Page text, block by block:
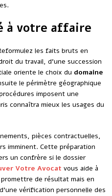
à votre affaire
les faits bruts en
du travail, d’une succession
oriente le choix du domaine
le périmètre géographique
imposent une
connaîtra mieux les usages du
pièces contractuelles,
imminent. Cette préparation
un confrère si le dossier
Votre Avocat vous aide à
de résultat mais en
vérification personnelle des